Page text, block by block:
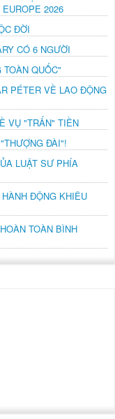
2026
ĐỜI
CÓ 6 NGƯỜI
QUỐC"
PÉTER VỀ LAO ĐỘNG
VỤ "TRẤN" TIỀN
ĐÀI"!
LUẬT SƯ PHÍA
ĐỘNG KHIÊU
TOÀN BÌNH